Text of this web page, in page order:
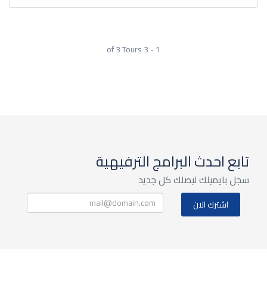
1 - 3 of 3 Tours
تابع احدث البرامج الترفيهية
سجل بايميلك ليصلك كل جديد